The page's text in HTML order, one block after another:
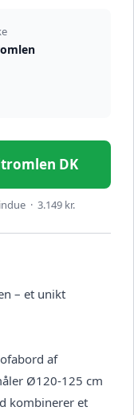
DK
· 3.149 kr.
– et unikt
af
Ø120-125 cm
kombinerer et